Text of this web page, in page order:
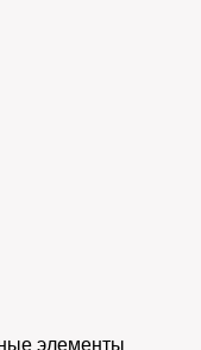
элементы